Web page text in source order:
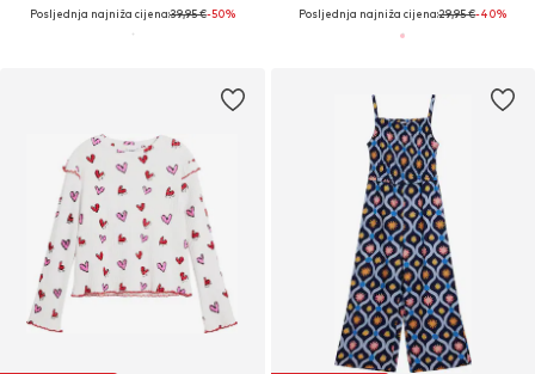
Posljednja najniža cijena:39,95 €-50% Posljednja najniža cijena:29,95 €-40%